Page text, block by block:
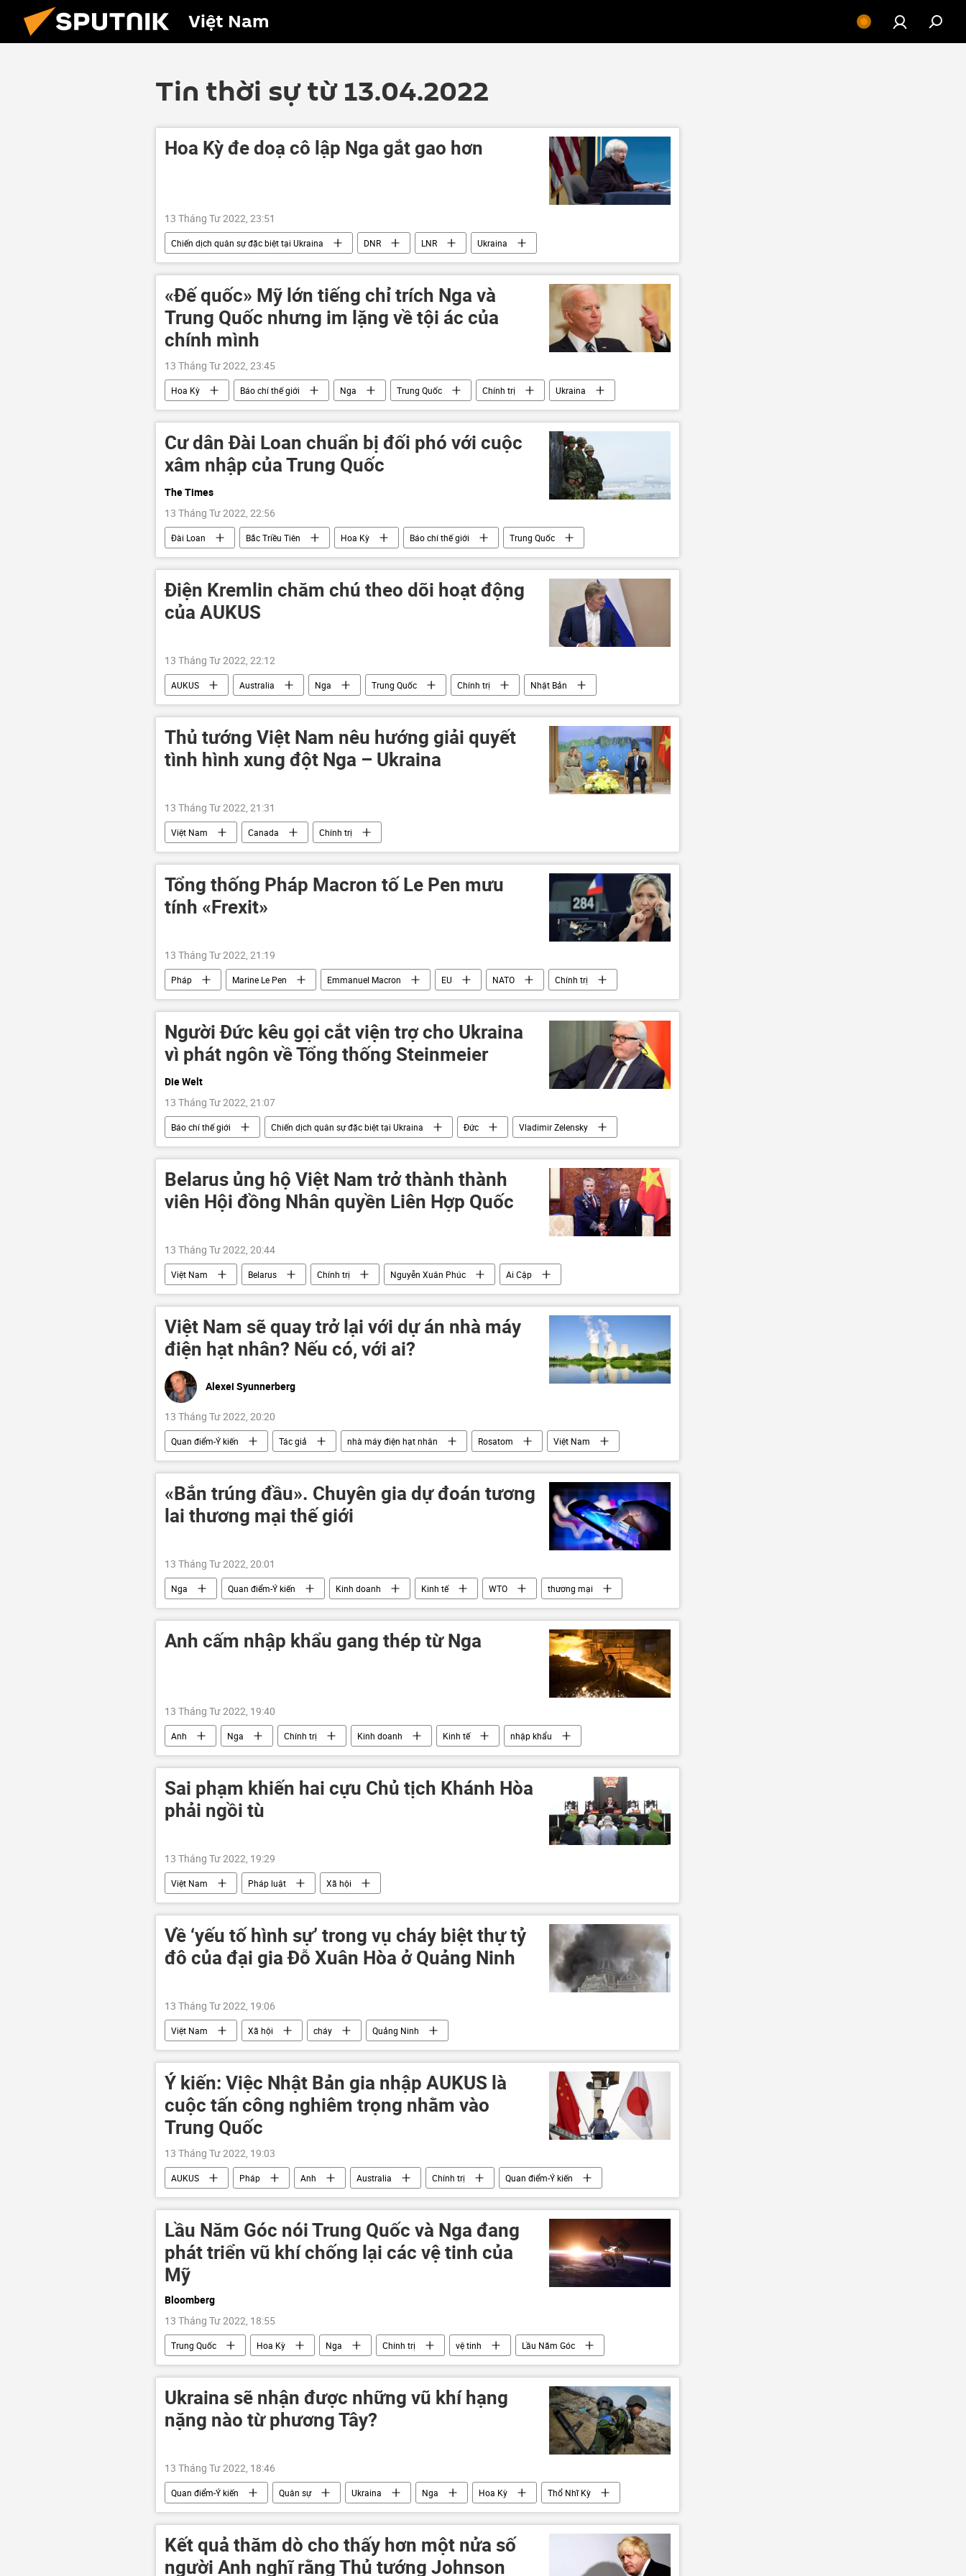
Việt Nam
Tin thời sự từ 13.04.2022
Hoa Kỳ đe doạ cô lập Nga gắt gao hơn
13 Tháng Tư 2022, 23:51
Chiến dịch quân sự đặc biệt tại Ukraina DNR LNR
Ukraina
Cuộc khủng hoảng ở Ukraina
Donbass Donetsk Nga
Vladimir Putin
Chính trị
Điện Kremlin Hoa Kỳ
«Đế quốc» Mỹ lớn tiếng chỉ trích Nga và
Trung Quốc nhưng im lặng về tội ác của
chính mình
13 Tháng Tư 2022, 23:45
Hoa Kỳ Báo chí thế giới Nga Trung Quốc Chính trị Ukraina
Cư dân Đài Loan chuẩn bị đối phó với cuộc
xâm nhập của Trung Quốc
The Times
13 Tháng Tư 2022, 22:56
Đài Loan Bắc Triều Tiên Hoa Kỳ Báo chí thế giới Trung Quốc
Điện Kremlin chăm chú theo dõi hoạt động
của AUKUS
13 Tháng Tư 2022, 22:12
AUKUS Australia Nga Trung Quốc Chính trị
Nhật Bản
Điện Kremlin
Dmitry Peskov Anh Hoa Kỳ
Thủ tướng Việt Nam nêu hướng giải quyết
tình hình xung đột Nga – Ukraina
13 Tháng Tư 2022, 21:31
Việt Nam Canada Chính trị
Tổng thống Pháp Macron tố Le Pen mưu
tính «Frexit»
13 Tháng Tư 2022, 21:19
Pháp Marine Le Pen Emmanuel Macron EU NATO
Chính trị
Brexit
Người Đức kêu gọi cắt viện trợ cho Ukraina
vì phát ngôn về Tổng thống Steinmeier
Die Welt
13 Tháng Tư 2022, 21:07
Báo chí thế giới Chiến dịch quân sự đặc biệt tại Ukraina Đức
Vladimir Zelensky
Ukraina
DNR LNR Donbass Donetsk Frank-Walter Steinmeier
Belarus ủng hộ Việt Nam trở thành thành
viên Hội đồng Nhân quyền Liên Hợp Quốc
13 Tháng Tư 2022, 20:44
Việt Nam Belarus Chính trị Nguyễn Xuân Phúc
Ai Cập
Hội đồng Nhân quyền LHQ
Việt Nam sẽ quay trở lại với dự án nhà máy
điện hạt nhân? Nếu có, với ai?
Alexei Syunnerberg
13 Tháng Tư 2022, 20:20
Quan điểm-Ý kiến Tác giả nhà máy điện hạt nhân Rosatom
Việt Nam
Kinh tế
năng lượng Nga
«Bắn trúng đầu». Chuyên gia dự đoán tương
lai thương mại thế giới
13 Tháng Tư 2022, 20:01
Nga Quan điểm-Ý kiến Kinh doanh Kinh tế WTO
thương mại
chuyên gia
Anh cấm nhập khẩu gang thép từ Nga
13 Tháng Tư 2022, 19:40
Anh Nga Chính trị Kinh doanh Kinh tế
nhập khẩu
cấm nhập khẩu
Sai phạm khiến hai cựu Chủ tịch Khánh Hòa
phải ngồi tù
13 Tháng Tư 2022, 19:29
Việt Nam Pháp luật Xã hội
Về ‘yếu tố hình sự’ trong vụ cháy biệt thự tỷ
đô của đại gia Đỗ Xuân Hòa ở Quảng Ninh
13 Tháng Tư 2022, 19:06
Việt Nam Xã hội cháy Quảng Ninh
Ý kiến: Việc Nhật Bản gia nhập AUKUS là
cuộc tấn công nghiêm trọng nhằm vào
Trung Quốc
13 Tháng Tư 2022, 19:03
AUKUS Pháp Anh Australia Chính trị
Quan điểm-Ý kiến
Nhật Bản
chuyên gia
Lầu Năm Góc nói Trung Quốc và Nga đang
phát triển vũ khí chống lại các vệ tinh của
Mỹ
Bloomberg
13 Tháng Tư 2022, 18:55
Trung Quốc Hoa Kỳ Nga Chính trị vệ tinh
Lầu Năm Góc
Báo chí thế giới
không gian
Ukraina sẽ nhận được những vũ khí hạng
nặng nào từ phương Tây?
13 Tháng Tư 2022, 18:46
Quan điểm-Ý kiến Quân sự Ukraina Nga Hoa Kỳ
Thổ Nhĩ Kỳ
chuyên gia
Chiến dịch quân sự đặc biệt tại Ukraina DNR LNR
Donbass
Donetsk
Kết quả thăm dò cho thấy hơn một nửa số
người Anh nghĩ rằng Thủ tướng Johnson